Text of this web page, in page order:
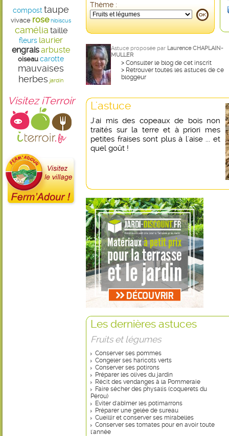
compost taupe
vivace rose hibiscus
camélia taille
fleurs laurier
engraisarbuste
oiseau carotte
mauvaises
herbes jardin
Visitez iTerroir
Thème :
Astuce proposée par Laurence CHAPLAIN-
MULLER
> Consulter le blog de cet inscrit
> Retrouver toutes les astuces de ce
bloggeur
L'astuce
J'ai mis des copeaux de bois non
traités sur la terre et à priori mes
petites fraises sont plus à l'aise ... et
quel goût !
Les dernières astuces
Fruits et légumes
Conserver ses pommes
Congeler ses haricots verts
Conserver ses potirons
Préparer les olives du jardin
Récit des vendanges à la Pommeraie
Faire sécher des physalis (coquerets du
Pérou)
Eviter d'abîmer les potimarrons
Préparer une gelée de sureau
Cueillir et conserver ses mirabelles
Conserver ses tomates pour en avoir toute
l'année